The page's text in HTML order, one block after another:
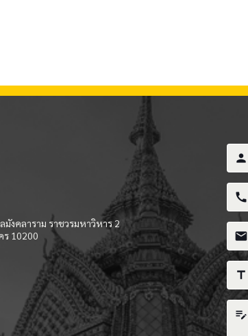
งคลาราม ราชวรมหาวิหาร 2
ร 10200
person
call
mail
title
edit_note